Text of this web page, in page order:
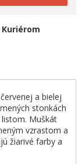
Kuriérom
a bielej
stonkách
Muškát
vzrastom a
žiarivé farby a